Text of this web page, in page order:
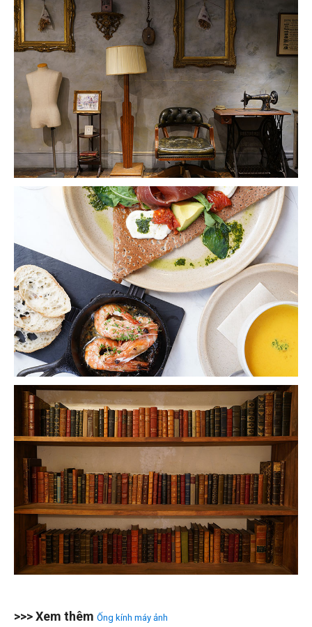
>>> Xem thêm Ống kính máy ảnh